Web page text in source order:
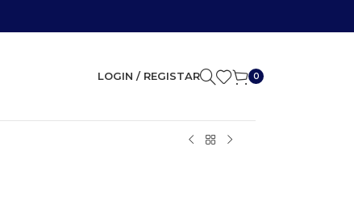
LOGIN / REGISTAR 0